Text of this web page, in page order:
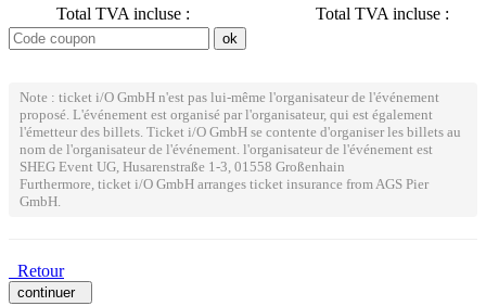
Total TVA incluse :
Total TVA incluse :
Note : ticket i/O GmbH n'est pas lui-même l'organisateur de l'événement
proposé. L'événement est organisé par l'organisateur, qui est également
l'émetteur des billets. Ticket i/O GmbH se contente d'organiser les billets au
nom de l'organisateur de l'événement. l'organisateur de l'événement est
SHEG Event UG, Husarenstraße 1-3, 01558 Großenhain
Furthermore, ticket i/O GmbH arranges ticket insurance from AGS Pier
GmbH.
Retour
continuer